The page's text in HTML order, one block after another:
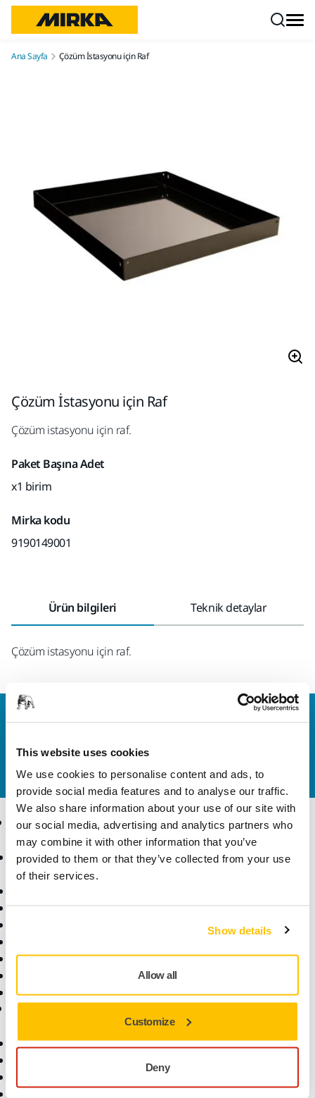
This website uses cookies
We use cookies to personalise content and ads, to
provide social media features and to analyse our traffic.
We also share information about your use of our site with
our social media, advertising and analytics partners who
may combine it with other information that you’ve
provided to them or that they’ve collected from your use
of their services.
Show details
Allow all
Customize
Deny
Ana Sayfa Çözüm İstasyonu için Raf
Çözüm İstasyonu için Raf
Çözüm istasyonu için raf.
Paket Başına Adet
x1 birim
Mirka kodu
9190149001
Ürün bilgileri Teknik detaylar
Çözüm istasyonu için raf.
iletişime geçin ve uzman ekibimiz sorularınızı
yanıtlasın.
Ürünler
Aksesuarlar ve Sarf
Malzemeler
Süper Aşındırıcılar
Zımparalar ve Bileşikler
Uzmanlık
Sektörler
Destek
İndirilenler
Firma
Hakkımızda
Haberler